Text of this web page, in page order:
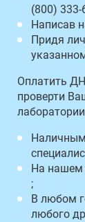
(800) 333-
Написав
Придя
Оплатить
проверти
На нашем
;
В любом
любого